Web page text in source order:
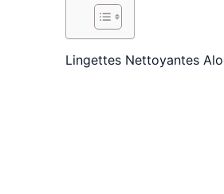
Lingettes Nettoyantes